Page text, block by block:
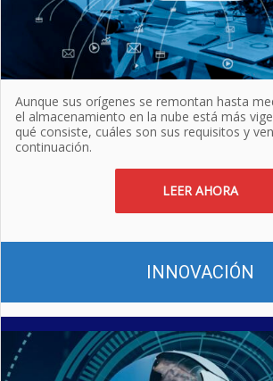
Aunque sus orígenes se remontan hasta
el almacenamiento en la nube está más
qué consiste, cuáles son sus requisitos y
continuación.
LEER AHORA
INNOVACIÓN